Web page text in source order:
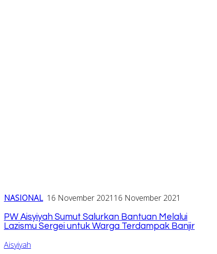
NASIONAL 16 November 2021 16 November 2021
PW Aisyiyah Sumut Salurkan Bantuan Melalui
Lazismu Sergei untuk Warga Terdampak Banjir
Aisyiyah